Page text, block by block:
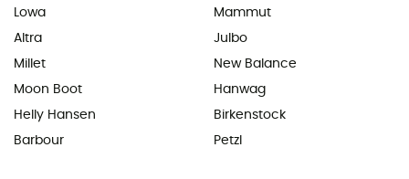
Lowa
Altra
Millet
Moon Boot
Helly Hansen
Barbour
Mammut
Julbo
New Balance
Hanwag
Birkenstock
Petzl